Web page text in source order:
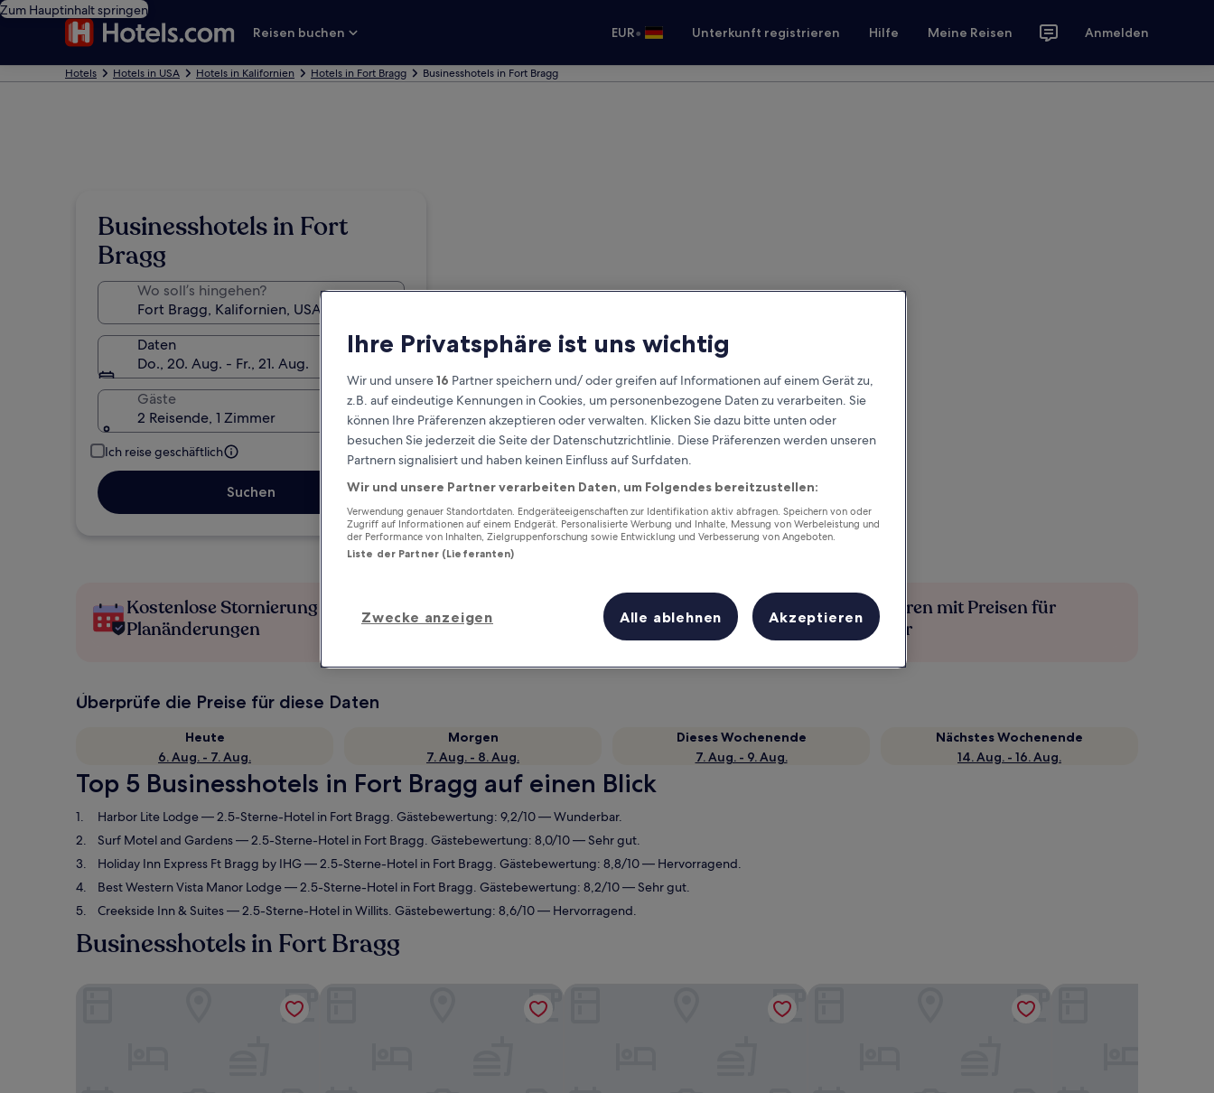
Zum Hauptinhalt springen
Reisen buchen
EUR• Unterkunft registrieren Hilfe Meine Reisen Anmelden
Hotels Hotels in USA Hotels in Kalifornien Hotels in Fort Bragg Businesshotels in Fort Bragg
Businesshotels in Fort
Bragg
Wo soll’s hingehen?
Daten
Do., 20. Aug. - Fr., 21. Aug.
Gäste
2 Reisende, 1 Zimmer
Ich reise geschäftlich
Suchen
Kostenlose Stornierung bei
Planänderungen
Verdiene Prämien für jede
wahrgenommene Übernachtung
Mehr sparen mit Preisen für
Mitglieder
Überprüfe die Preise für diese Daten
Heute
6. Aug. - 7. Aug.
Morgen
7. Aug. - 8. Aug.
Dieses Wochenende
7. Aug. - 9. Aug.
Nächstes Wochenende
14. Aug. - 16. Aug.
Top 5 Businesshotels in Fort Bragg auf einen Blick
Harbor Lite Lodge— 2.5-Sterne-Hotel in Fort Bragg. Gästebewertung: 9,2/10 — Wunderbar.
Surf Motel and Gardens— 2.5-Sterne-Hotel in Fort Bragg. Gästebewertung: 8,0/10 — Sehr gut.
Holiday Inn Express Ft Bragg by IHG— 2.5-Sterne-Hotel in Fort Bragg. Gästebewertung: 8,8/10 — Hervorragend.
Best Western Vista Manor Lodge— 2.5-Sterne-Hotel in Fort Bragg. Gästebewertung: 8,2/10 — Sehr gut.
Creekside Inn & Suites— 2.5-Sterne-Hotel in Willits. Gästebewertung: 8,6/10 — Hervorragend.
Businesshotels in Fort Bragg
Holiday Inn Express Ft Bragg by IHG Best Western Vista Manor Lodge
Ihre Privatsphäre ist uns wichtig
Wir und unsere16 Partner speichern und/ oder greifen auf Informationen auf einem Gerät zu,
z.B. auf eindeutige Kennungen in Cookies, um personenbezogene Daten zu verarbeiten. Sie
können Ihre Präferenzen akzeptieren oder verwalten. Klicken Sie dazu bitte unten oder
besuchen Sie jederzeit die Seite der Datenschutzrichtlinie. Diese Präferenzen werden unseren
Partnern signalisiert und haben keinen Einfluss auf Surfdaten.
Wir und unsere Partner verarbeiten Daten, um Folgendes bereitzustellen:
Verwendung genauer Standortdaten. Endgeräteeigenschaften zur Identifikation aktiv abfragen. Speichern von oder
Zugriff auf Informationen auf einem Endgerät. Personalisierte Werbung und Inhalte, Messung von Werbeleistung und
der Performance von Inhalten, Zielgruppenforschung sowie Entwicklung und Verbesserung von Angeboten.
Liste der Partner (Lieferanten)
Zwecke anzeigen Alle ablehnen Akzeptieren